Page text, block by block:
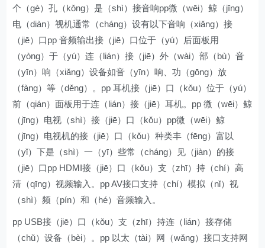
个（gè）孔（kǒng）是（shì）接音响pp微（wēi）鲸（jīng）
电（diàn）视机通常（cháng）设有以下音响（xiǎng）接
（jiē）口pp 音频输出接（jiē）口位于（yú）后面板用
（yòng）于（yú）连（lián）接（jiē）外（wài）部（bù）音
（yīn）响（xiǎng）设备如音（yīn）响、功（gōng）放
（fàng）等（děng）。pp 耳机接（jiē）口（kǒu）位于（yú）
前（qián）面板用于连（lián）接（jiē）耳机。pp 微（wēi）鲸
（jīng）电视（shì）接（jiē）口（kǒu）pp微（wēi）鲸
（jīng）电视机的接（jiē）口（kǒu）种类丰（fēng）富以
（yǐ）下是（shì）一（yī）些常（cháng）见（jiàn）的接
（jiē）口pp HDMI接（jiē）口（kǒu）支（zhī）持（chí）高
清（qīng）视频输入。pp AV接口支持（chí）模拟（nǐ）视
（shì）频（pín）和（hé）音频输入。
pp USB接（jiē）口（kǒu）支（zhī）持连（lián）接存储
（chǔ）设备（bèi）。pp 以太（tài）网（wǎng）接口支持网